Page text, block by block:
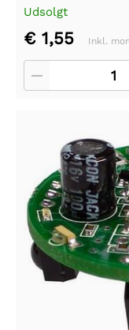
Udsolgt
€ 1,55 Inkl.